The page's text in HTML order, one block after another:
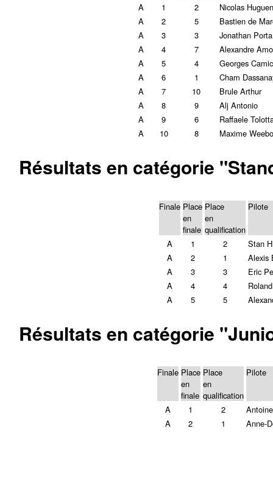
A 1 2
Nicolas
A
2 5
Bastien de
A
3 3
Jonathan Porta
A
4 7
Alexandre
A
5 4
Georges
A
6 1
Cham
A
7 10
Brule Arthur
A
8 9
Alj Antonio
A
9 6
Raffaele
A
10 8 Maxime
Résultats en catégorie
Finale Place
en
finale
Place
en
qualification
Pilote
A 1 2
Stan
A
2 1
Alexis
A
3 3
Eric
A
4 4
A
5 5
Résultats en catégorie
Finale Place
en
finale
Place
en
qualification
Pilote
A 1 2
A
2 1 Anne-